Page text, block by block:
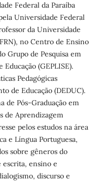
Federal da Paraíba
Universidade Federal
da Universidade
no Centro de Ensino
Grupo de Pesquisa em
(GEPLISE).
Pedagógicas
de Educação (DEDUC).
de Pós-Graduação em
de Aprendizagem
pelos estudos na área
e Língua Portuguesa,
sobre gêneros do
escrita, ensino e
discurso e